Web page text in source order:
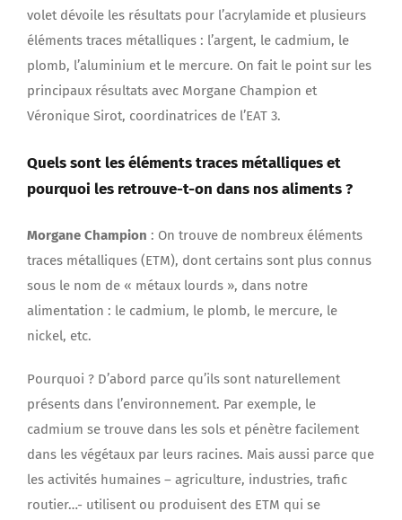
volet dévoile les résultats pour l’acrylamide et plusieurs
éléments traces métalliques : l’argent, le cadmium, le
plomb, l’aluminium et le mercure. On fait le point sur les
principaux résultats avec Morgane Champion et
Véronique Sirot, coordinatrices de l’EAT 3.
Quels sont les éléments traces métalliques et
pourquoi les retrouve-t-on dans nos aliments ?
Morgane Champion : On trouve de nombreux éléments
traces métalliques (ETM), dont certains sont plus connus
sous le nom de « métaux lourds », dans notre
alimentation : le cadmium, le plomb, le mercure, le
nickel, etc.
Pourquoi ? D’abord parce qu’ils sont naturellement
présents dans l’environnement. Par exemple, le
cadmium se trouve dans les sols et pénètre facilement
dans les végétaux par leurs racines. Mais aussi parce que
les activités humaines – agriculture, industries, trafic
routier…- utilisent ou produisent des ETM qui se